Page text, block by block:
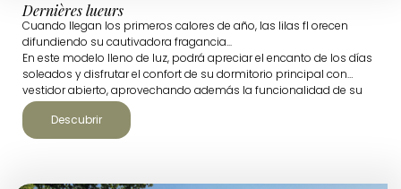
Dernières lueurs
Cuando llegan los primeros calores de año, las lilas fl orecen
difundiendo su cautivadora fragancia...
En este modelo lleno de luz, podrá apreciar el encanto de los días
soleados y disfrutar el confort de su dormitorio principal con
vestidor abierto, aprovechando además la funcionalidad de su
amplio mueble en la entrada con estantes y espacio para colgar.
Descubrir